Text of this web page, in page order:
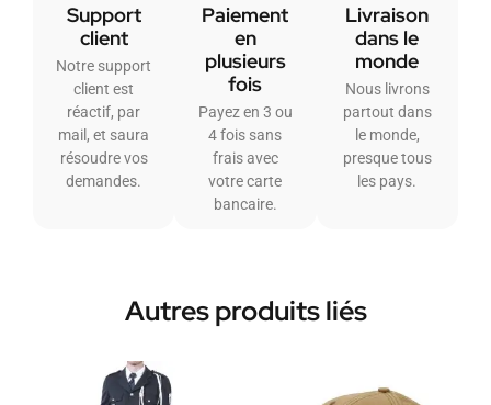
Support
client
Notre support
client est
réactif, par
mail, et saura
résoudre vos
demandes.
Paiement
en
plusieurs
fois
Payez en 3 ou
4 fois sans
frais avec
votre carte
bancaire.
Livraison
dans le
monde
Nous livrons
partout dans
le monde,
presque tous
les pays.
Autres produits liés